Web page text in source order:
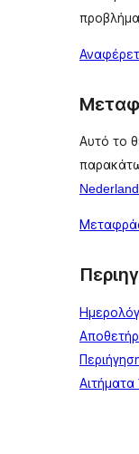
Αυτό το
Αιτήματα